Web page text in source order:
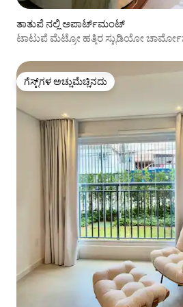
ತಾತುಪೆ ನಲ್ಲಿ ಅಪಾರ್ಟ್‌ಮಂಟ್
ಟಾಟುಪೆ ಮೆಟ್ರೋ ಹತ್ತಿರ ಸ್ಟುಡಿಯೋ
ಗೆಸ್ಟ್‌ಗಳ ಅಚ್ಚುಮೆಚ್ಚಿನದು
ಗೆಸ್ಟ್‌ಗಳ ಅಚ್ಚುಮೆಚ್ಚಿನದು